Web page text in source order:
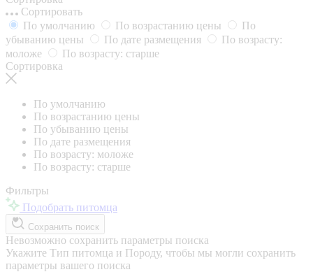
Сортировать
По умолчанию
По возрастанию цены
По
убыванию цены
По дате размещения
По возрасту:
моложе
По возрасту: старше
Сортировка
По умолчанию
По возрастанию цены
По убыванию цены
По дате размещения
По возрасту: моложе
По возрасту: старше
Фильтры
Подобрать питомца
Сохранить поиск
Невозможно сохранить параметры поиска
Укажите Тип питомца и Породу, чтобы мы могли сохранить
параметры вашего поиска